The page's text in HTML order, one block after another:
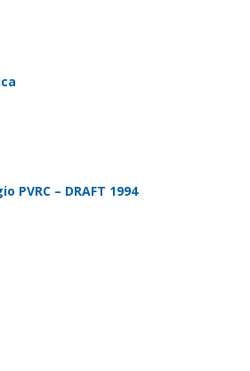
PVRC – DRAFT 1994